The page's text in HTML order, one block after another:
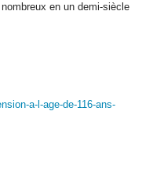
en un demi-siècle
a-l-age-de-116-ans-